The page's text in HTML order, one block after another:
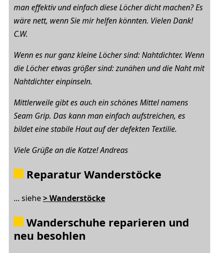
man effektiv und einfach diese Löcher dicht machen? Es
wäre nett, wenn Sie mir helfen könnten. Vielen Dank!
C.W.
Wenn es nur ganz kleine Löcher sind: Nahtdichter. Wenn
die Löcher etwas größer sind: zunähen und die Naht mit
Nahtdichter einpinseln.
Mittlerweile gibt es auch ein schönes Mittel namens
Seam Grip. Das kann man einfach aufstreichen, es
bildet eine stabile Haut auf der defekten Textilie.
Viele Grüße an die Katze! Andreas
Reparatur Wanderstöcke
... siehe> Wanderstöcke
Wanderschuhe reparieren und
neu besohlen